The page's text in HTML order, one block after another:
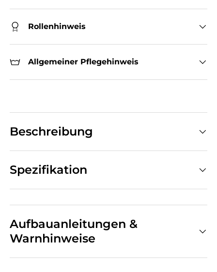
Rollenhinweis
Allgemeiner Pflegehinweis
Beschreibung
Spezifikation
Aufbauanleitungen &
Warnhinweise